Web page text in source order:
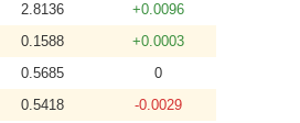
2.8136
+0.0096
0.1588
+0.0003
0.5685
0
0.5418
-0.0029